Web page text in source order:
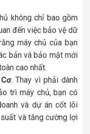
không chỉ bao gồm
đến việc bảo vệ dữ
máy chủ của bạn
bản vá bảo mật mới
cao nhất.
: Thay vì phải dành
trì máy chủ, bạn có
và dự án cốt lõi
và tăng cường lợi